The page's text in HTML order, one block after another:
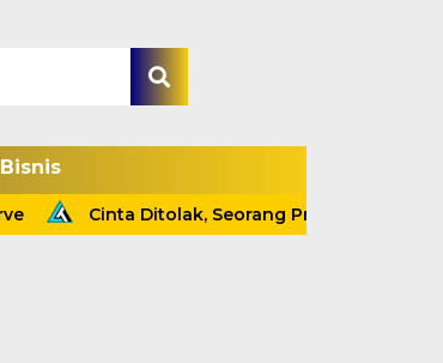
Bisnis
Cinta Ditolak, Seorang Pria Tewas Gantung